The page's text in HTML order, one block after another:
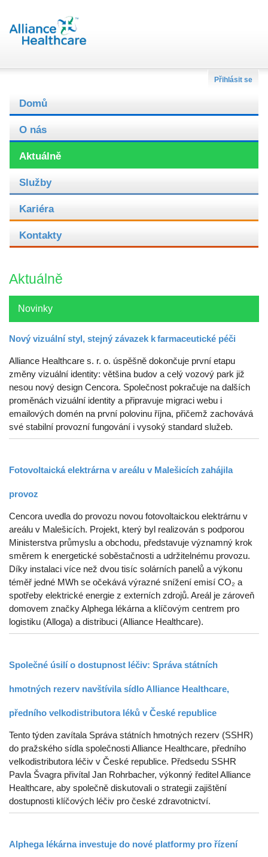
Přihlásit se
Domů
O nás
Aktuálně
Služby
Kariéra
Kontakty
Aktuálně
Novinky
Nový vizuální styl, stejný závazek k farmaceutické péči
Alliance Healthcare s. r. o. úspěšně dokončuje první etapu
změny vizuální identity: většina budov a celý vozový park již
nesou nový design Cencora. Společnost pokračuje na dalších
proměnách vizuální identity a připravuje migraci webu i
emailových domén na první polovinu října, přičemž zachovává
své stabilní provozní fungování i vysoký standard služeb.
Fotovoltaická elektrárna v areálu v Malešicích zahájila
provoz
Cencora uvedla do provozu novou fotovoltaickou elektrárnu v
areálu v Malešicích. Projekt, který byl realizován s podporou
Ministerstva průmyslu a obchodu, představuje významný krok
směrem k energetické soběstačnosti a udržitelnému provozu.
Díky instalaci více než dvou tisíc solárních panelů a výkonu
téměř jedné MWh se očekává výrazné snížení emisí CO₂ a
spotřeby elektrické energie z externích zdrojů. Areál je zároveň
domovem značky Alphega lékárna a klíčovým centrem pro
logistiku (Alloga) a distribuci (Alliance Healthcare).
Společné úsilí o dostupnost léčiv: Správa státních
hmotných rezerv navštívila sídlo Alliance Healthcare,
předního velkodistributora léků v České republice
Tento týden zavítala Správa státních hmotných rezerv (SSHR)
do pražského sídla společnosti Alliance Healthcare, předního
velkodistributora léčiv v České republice. Předsedu SSHR
Pavla Švagra přivítal Jan Rohrbacher, výkonný ředitel Alliance
Healthcare, aby společně diskutovali o strategii zajištění
dostupnosti klíčových léčiv pro české zdravotnictví.
Alphega lékárna investuje do nové platformy pro řízení